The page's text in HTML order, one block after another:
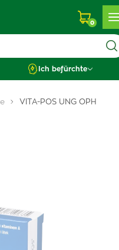
0
Ich befürchte
VITA-POS UNG OPH